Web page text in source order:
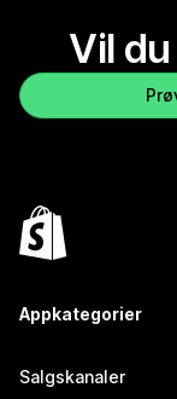
Vil
Appkategorier
Salgskanaler